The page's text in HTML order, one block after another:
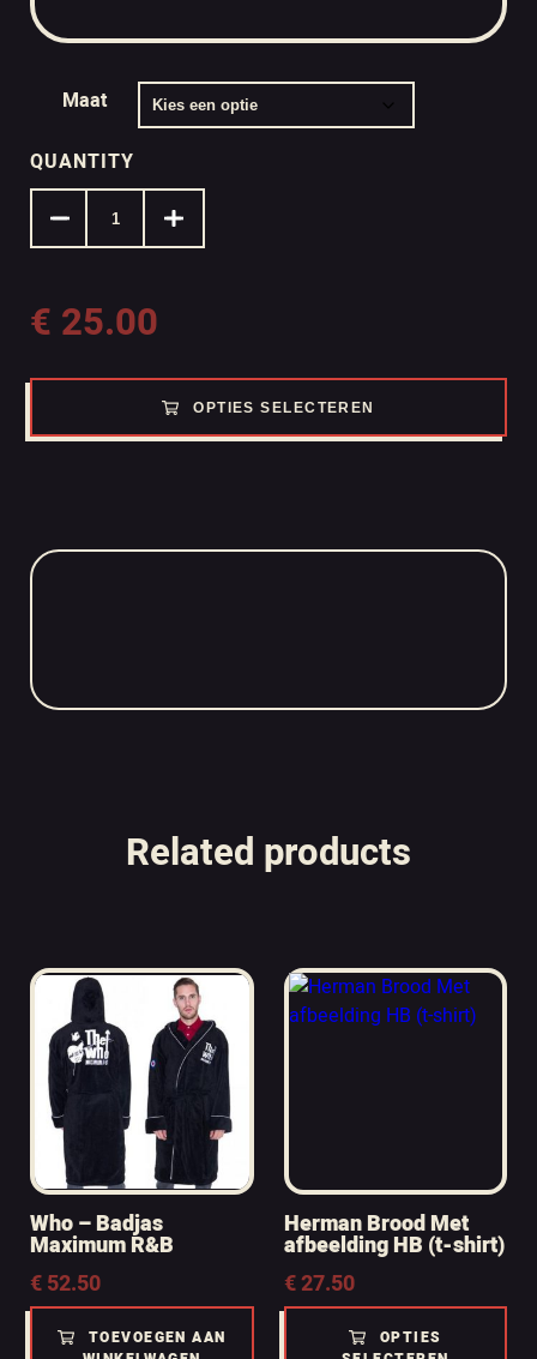
Maat
QUANTITY
€ 25.00
OPTIES SELECTEREN
Related products
Who – Badjas
Maximum R&B
€52.50
TOEVOEGEN AAN
Herman Brood Met
afbeelding HB (t-shirt)
€27.50
OPTIES